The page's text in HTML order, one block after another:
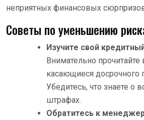
неприятных финансовых
Советы по уменьшению
Изучите свой
Внимательно прочитайте
касающиеся досрочного
Убедитесь, что знаете о
штрафах.
Обратитесь к